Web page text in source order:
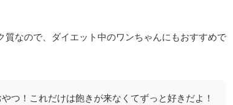
なので、ダイエット中のワンちゃんにもおすすめで
つ！これだけは飽きが来なくてずっと好きだよ！